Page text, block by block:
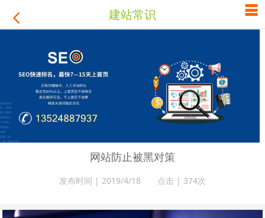
 建站常识 
网站防止被黑对策
发布时间 | 2019/4/18 点击 | 374次